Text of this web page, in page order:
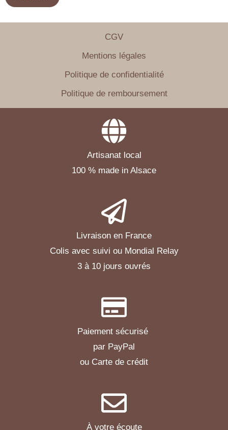
CGV
Mentions légales
Politique de confidentialité
Politique de remboursement
Artisanat local
100 % made in Alsace
Livraison en France
Colis avec suivi ou Mondial Relay
3 à 10 jours ouvrés
Paiement sécurisé
par PayPal
ou Carte de crédit
À votre écoute